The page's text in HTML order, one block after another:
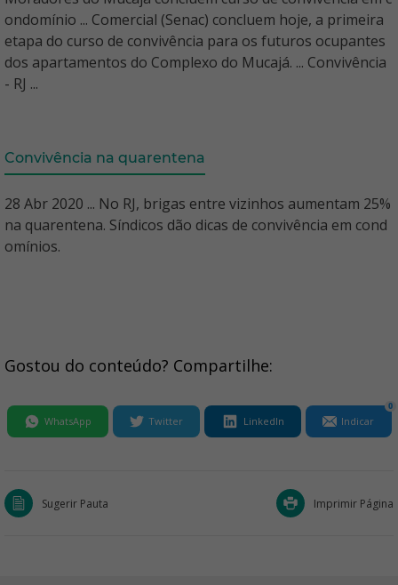
ondomínio ... Comercial (Senac) concluem hoje, a primeira
etapa do curso de convivência para os futuros ocupantes
dos apartamentos do Complexo do Mucajá. ... Convivência
- RJ ...
Convivência na quarentena
28 Abr 2020 ... No RJ, brigas entre vizinhos aumentam 25%
na quarentena. Síndicos dão dicas de convivência em cond
omínios.
Gostou do conteúdo? Compartilhe:
WhatsApp Twitter LinkedIn Indicar
0
Sugerir Pauta Imprimir Página